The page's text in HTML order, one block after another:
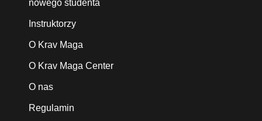
nowego studenta
Instruktorzy
O Krav Maga
O Krav Maga Center
O nas
Regulamin